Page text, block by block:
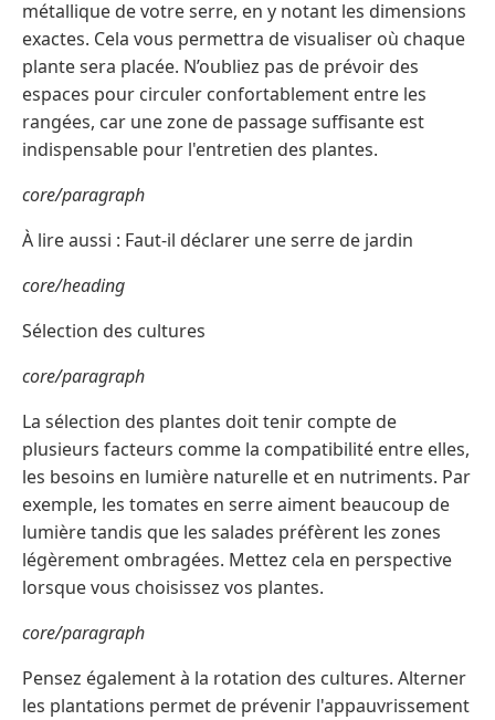
métallique de votre serre, en y notant les dimensions
exactes. Cela vous permettra de visualiser où chaque
plante sera placée. N’oubliez pas de prévoir des
espaces pour circuler confortablement entre les
rangées, car une zone de passage suffisante est
indispensable pour l'entretien des plantes.
core/paragraph
À lire aussi : Faut-il déclarer une serre de jardin
core/heading
Sélection des cultures
core/paragraph
La sélection des plantes doit tenir compte de
plusieurs facteurs comme la compatibilité entre elles,
les besoins en lumière naturelle et en nutriments. Par
exemple, les tomates en serre aiment beaucoup de
lumière tandis que les salades préfèrent les zones
légèrement ombragées. Mettez cela en perspective
lorsque vous choisissez vos plantes.
core/paragraph
Pensez également à la rotation des cultures. Alterner
les plantations permet de prévenir l'appauvrissement